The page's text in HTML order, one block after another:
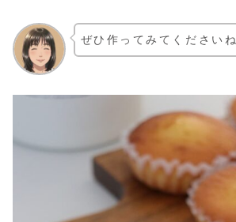
ぜひ作ってみてくださいね